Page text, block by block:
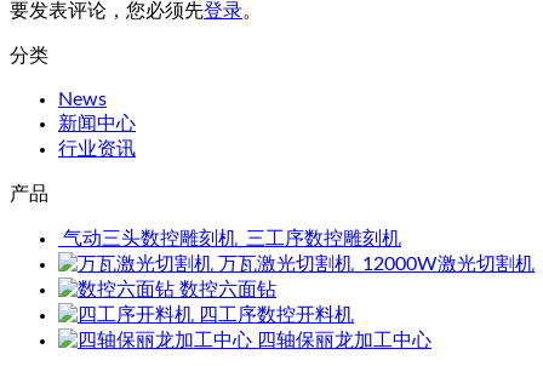
要发表评论，您必须先登录。
分类
News
新闻中心
行业资讯
产品
气动三头数控雕刻机_三工序数控雕刻机
万瓦激光切割机_12000W激光切割机
数控六面钻
四工序数控开料机
四轴保丽龙加工中心